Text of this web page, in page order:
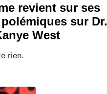
revient sur ses
sur Dr.
West
rien.